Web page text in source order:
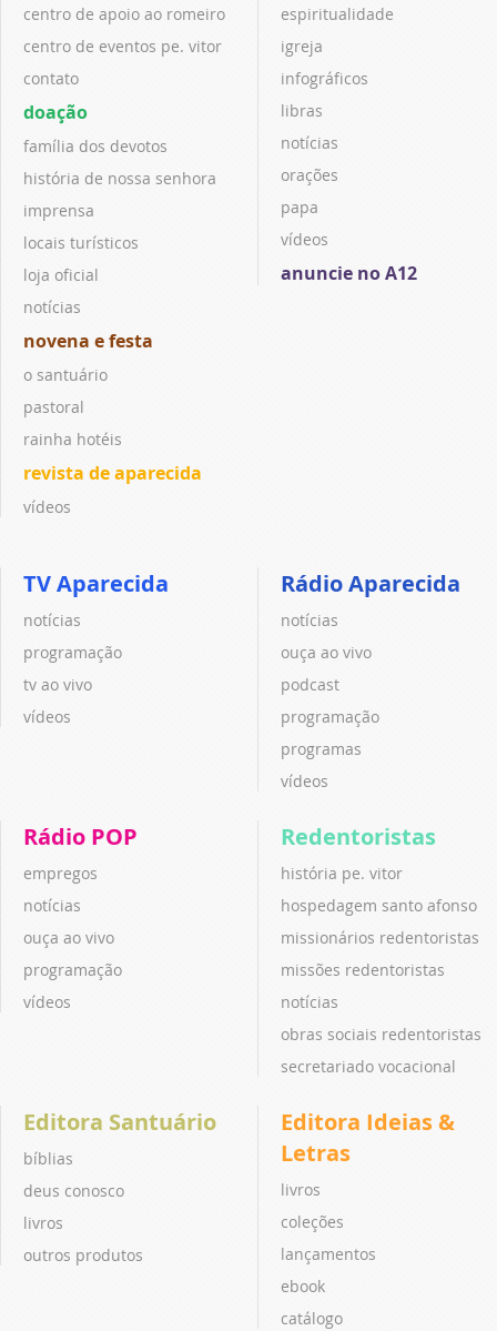
centro de apoio ao romeiro
centro de eventos pe. vitor
contato
doação
família dos devotos
história de nossa senhora
imprensa
locais turísticos
loja oficial
notícias
novena e festa
o santuário
pastoral
rainha hotéis
revista de aparecida
vídeos
espiritualidade
igreja
infográficos
libras
notícias
orações
papa
vídeos
anuncie no A12
TV Aparecida
notícias
programação
tv ao vivo
vídeos
Rádio Aparecida
notícias
ouça ao vivo
podcast
programação
programas
vídeos
Rádio POP
empregos
notícias
ouça ao vivo
programação
vídeos
Redentoristas
história pe. vitor
hospedagem santo afonso
missionários redentoristas
missões redentoristas
notícias
obras sociais redentoristas
secretariado vocacional
Editora Santuário
bíblias
deus conosco
livros
outros produtos
Editora Ideias &
Letras
livros
coleções
lançamentos
ebook
catálogo